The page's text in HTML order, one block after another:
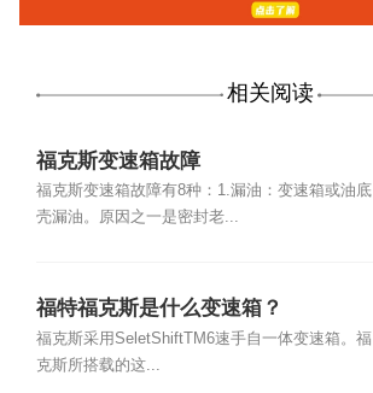
相关阅读
福克斯变速箱故障
福克斯变速箱故障有8种：1.漏油：变速箱或油底
壳漏油。原因之一是密封老...
福特福克斯是什么变速箱？
福克斯采用SeletShiftTM6速手自一体变速箱。福
克斯所搭载的这...